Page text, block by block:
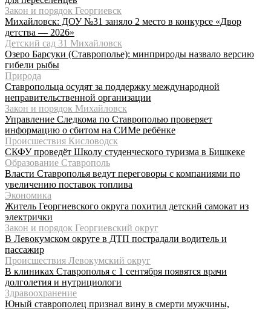
Закон и порядок Георгиевск
Михайловск: ДОУ №31 заняло 2 место в конкурсе «Двор
детства — 2026»
Детский сад 31 Михайловск
Озеро Барсуки (Ставрополье): минприроды назвало версию
гибели рыбы
Природа
Ставропольца осудят за поддержку международной
неправительственной организации
Закон и порядок Михайловск
Управление Следкома по Ставрополью проверяет
информацию о сбитом на СИМе ребёнке
Происшествия Кисловодск
СКФУ проведёт Школу студенческого туризма в Бишкеке
Образование Ставрополь
Власти Ставрополья ведут переговоры с компаниями по
увеличению поставок топлива
Экономика
Житель Георгиевского округа похитил детский самокат из
электрички
Закон и порядок Георгиевский округ
В Левокумском округе в ДТП пострадали водитель и
пассажир
Происшествия Левокумский округ
В клиниках Ставрополья с 1 сентября появятся врачи
долголетия и нутрициологи
Здравоохранение
Юный ставрополец признал вину в смерти мужчины,